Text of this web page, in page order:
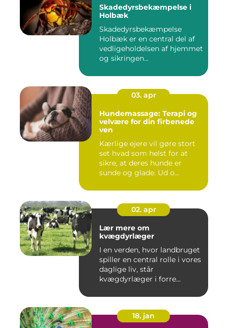
Skadedyrsbekæmpelse i
Holbæk
Skadedyrsbekæmpelse
Holbæk er en central del af
vedligeholdelsen af hjemmet
og sikringen...
03. apr
Hundemassage: Terapi og
velvære for din firbenede
ven
Kærlige ejere vil gøre stort
set hvad som helst for at
sikre, at deres hunde er
sunde og glade. Ud o...
02. apr
Lær mere om
kvægdyrlæger
I en verden, hvor landbruget
spiller en central rolle i vores
daglige liv, står
kvægdyrlæger i forre...
18. jan